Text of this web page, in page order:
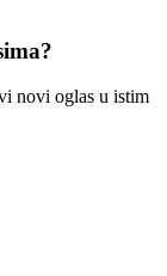
novi oglas u istim